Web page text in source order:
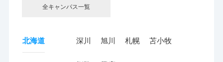
全キャンパス一覧
北海道 深川 旭川 札幌 苫小牧